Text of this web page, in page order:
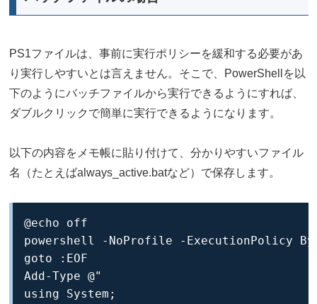
PS1ファイルは、事前に実行ポリシーを緩和する必要があ
り実行しやすいとは言えません。そこで、PowerShellを以
下のようにバッチファイルから実行できるようにすれば、
ダブルクリックで簡単に実行できるようになります。
以下の内容をメモ帳に貼り付けて、分かりやすいファイル
名（たとえばalways_active.batなど）で保存します。
@echo off
powershell -NoProfile -ExecutionPolicy
goto :EOF
Add-Type @"
using System;